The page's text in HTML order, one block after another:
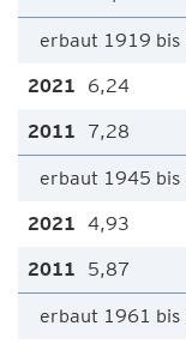
erbaut 1919
6,24
7,28
erbaut 1945 bis
4,93
5,87
erbaut 1961 bis